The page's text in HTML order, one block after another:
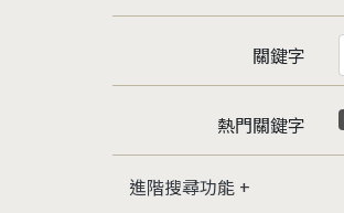
關鍵字
熱門關鍵字
進階搜尋功能